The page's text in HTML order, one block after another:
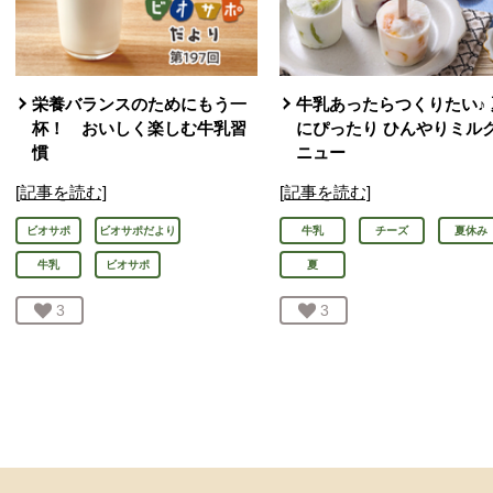
栄養バランスのためにもう一
杯！ おいしく楽しむ牛乳習
慣
[記事を読む]
ビオサポ ビオサポだより
牛乳 ビオサポ
お気に入り登録：
3
牛乳あったらつくりたい♪
にぴったり ひんやりミル
ニュー
[記事を読む]
牛乳 チーズ 夏休み
夏
お気に入り登録：
3